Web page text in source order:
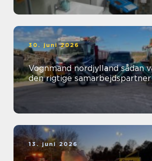
30. juni 2026
Vognmand nordjylland sådan vælger du
den rigtige samarbejdspartner
13. juni 2026